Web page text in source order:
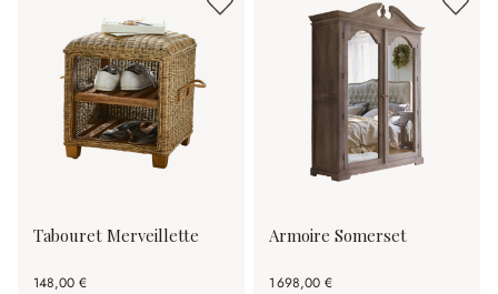
Tabouret Merveillette
148,00 €
Armoire Somerset
1 698,00 €